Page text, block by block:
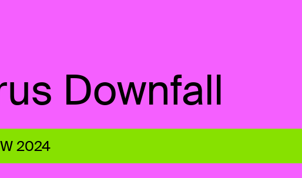
Downfall
2024